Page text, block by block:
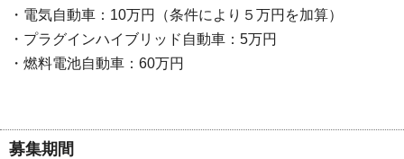
・電気自動車：10万円（条件により５万円を加算）
・プラグインハイブリッド自動車：5万円
・燃料電池自動車：60万円
募集期間